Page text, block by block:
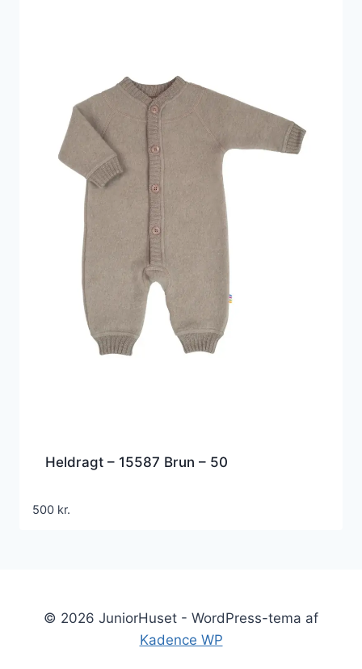
Heldragt – 15587 Brun – 50
500 kr.
© 2026 JuniorHuset - WordPress-tema af
Kadence WP